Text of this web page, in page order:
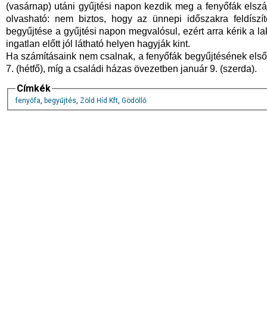
(vasárnap) utáni gyűjtési napon kezdik meg a fenyőfák
olvasható: nem biztos, hogy az ünnepi időszakra
begyűjtése a gyűjtési napon megvalósul, ezért arra kérik a
ingatlan előtt jól látható helyen hagyják kint.
Ha számításaink nem csalnak, a fenyőfák begyűjtésének
7. (hétfő), míg a családi házas övezetben január 9. (szerda).
Címkék
fenyőfa, begyűjtés, Zöld Híd Kft, Gödöllő